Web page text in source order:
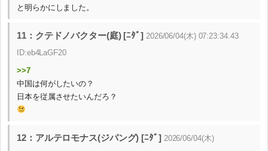
と明らかにしました。
11：クテドノバクター(庭) [ﾆﾀﾞ] 2026/06/04(木) 07:23:34.43
ID:eb4LaGF20
>>7
中国は何がしたいの？
日本を従属させたいんだろ？
12：アルテロモナス(ジパング) [ﾆﾀﾞ] 2026/06/04(木)